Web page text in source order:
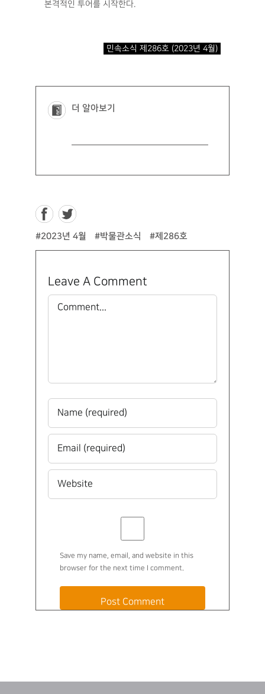
본격적인 투어를 시작한다.
민속소식 제286호 (2023년 4월)
더 알아보기
#2023년 4월 #박물관소식 #제286호
Leave A Comment
Comment
Save my name, email, and website in this
browser for the next time I comment.